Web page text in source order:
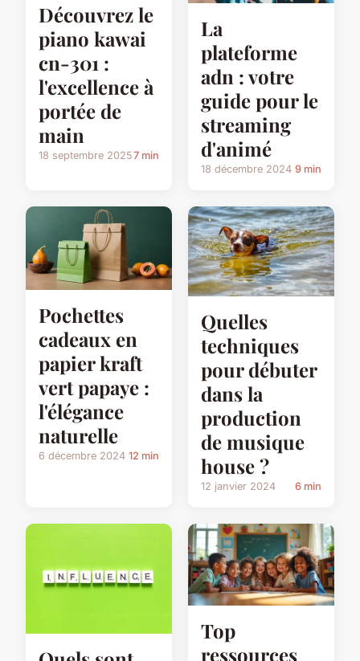
Découvrez le
piano kawai
cn-301 :
l'excellence à
portée de
main
18 septembre 20257 min
La
plateforme
adn : votre
guide pour le
streaming
d'animé
18 décembre 2024 9 min
Pochettes
cadeaux en
papier kraft
vert papaye :
l'élégance
naturelle
6 décembre 2024 12 min
Quelles
techniques
pour débuter
dans la
production
de musique
house ?
12 janvier 2024 6 min
Top
ressources